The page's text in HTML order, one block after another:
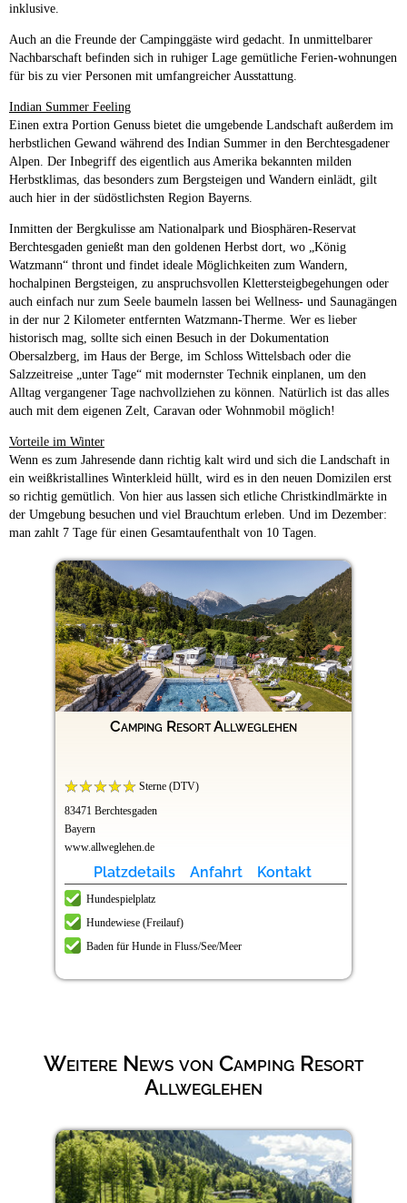
inklusive.
Auch an die Freunde der Campinggäste wird gedacht. In unmittelbarer
Nachbarschaft befinden sich in ruhiger Lage gemütliche Ferien-wohnungen
für bis zu vier Personen mit umfangreicher Ausstattung.
Indian Summer Feeling
Einen extra Portion Genuss bietet die umgebende Landschaft außerdem im
herbstlichen Gewand während des Indian Summer in den Berchtesgadener
Alpen. Der Inbegriff des eigentlich aus Amerika bekannten milden
Herbstklimas, das besonders zum Bergsteigen und Wandern einlädt, gilt
auch hier in der südöstlichsten Region Bayerns.
Inmitten der Bergkulisse am Nationalpark und Biosphären-Reservat
Berchtesgaden genießt man den goldenen Herbst dort, wo „König
Watzmann“ thront und findet ideale Möglichkeiten zum Wandern,
hochalpinen Bergsteigen, zu anspruchsvollen Klettersteigbegehungen oder
auch einfach nur zum Seele baumeln lassen bei Wellness- und Saunagängen
in der nur 2 Kilometer entfernten Watzmann-Therme. Wer es lieber
historisch mag, sollte sich einen Besuch in der Dokumentation
Obersalzberg, im Haus der Berge, im Schloss Wittelsbach oder die
Salzzeitreise „unter Tage“ mit modernster Technik einplanen, um den
Alltag vergangener Tage nachvollziehen zu können. Natürlich ist das alles
auch mit dem eigenen Zelt, Caravan oder Wohnmobil möglich!
Vorteile im Winter
Wenn es zum Jahresende dann richtig kalt wird und sich die Landschaft in
ein weißkristallines Winterkleid hüllt, wird es in den neuen Domizilen erst
so richtig gemütlich. Von hier aus lassen sich etliche Christkindlmärkte in
der Umgebung besuchen und viel Brauchtum erleben. Und im Dezember:
man zahlt 7 Tage für einen Gesamtaufenthalt von 10 Tagen.
Camping Resort Allweglehen
Sterne (DTV)
83471 Berchtesgaden
Bayern
www.allweglehen.de
Platzdetails Anfahrt Kontakt
Hundespielplatz
Hundewiese (Freilauf)
Baden für Hunde in Fluss/See/Meer
Weitere News von Camping Resort
Allweglehen